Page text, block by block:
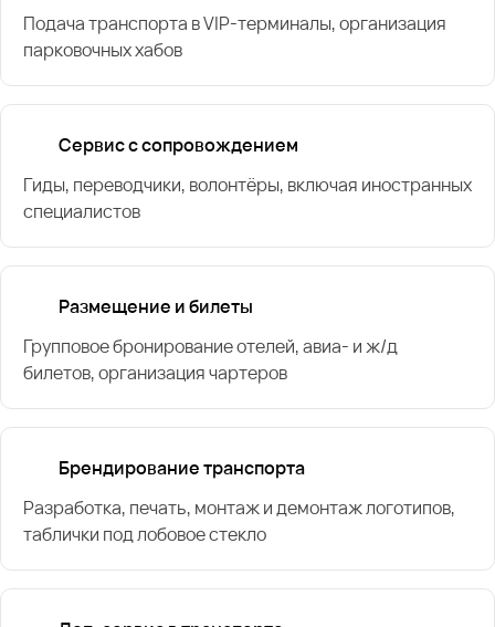
Подача транспорта в VIP-терминалы, организация
парковочных хабов
Сервис с сопровождением
Гиды, переводчики, волонтёры, включая иностранных
специалистов
Размещение и билеты
Групповое бронирование отелей, авиа- и ж/д
билетов, организация чартеров
Брендирование транспорта
Разработка, печать, монтаж и демонтаж логотипов,
таблички под лобовое стекло